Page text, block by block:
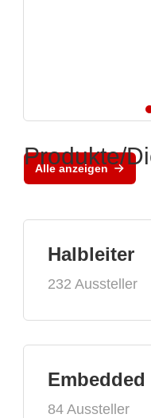
Alle anzeigen
Produkte/
Halbleiter
232 Aussteller
84 Aussteller